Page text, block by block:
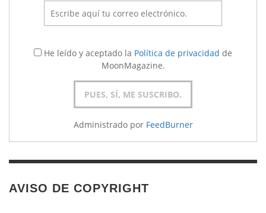
He leído y aceptado la Política de privacidad de
MoonMagazine.
Administrado por FeedBurner
AVISO DE COPYRIGHT